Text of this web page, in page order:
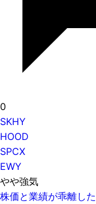
0
SKHY
HOOD
SPCX
EWY
やや強気
株価と業績が乖離し